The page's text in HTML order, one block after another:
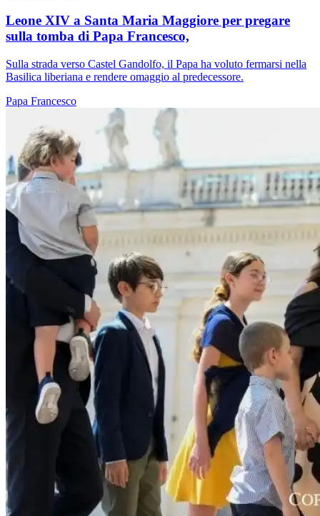
Leone XIV a Santa Maria Maggiore per pregare
sulla tomba di Papa Francesco,
Sulla strada verso Castel Gandolfo, il Papa ha voluto fermarsi nella
Basilica liberiana e rendere omaggio al predecessore.
Papa Francesco